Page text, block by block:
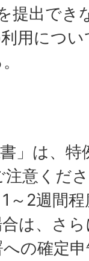
提出でき
用につ
」は、
意くだ
～2週間
は、さ
の確定